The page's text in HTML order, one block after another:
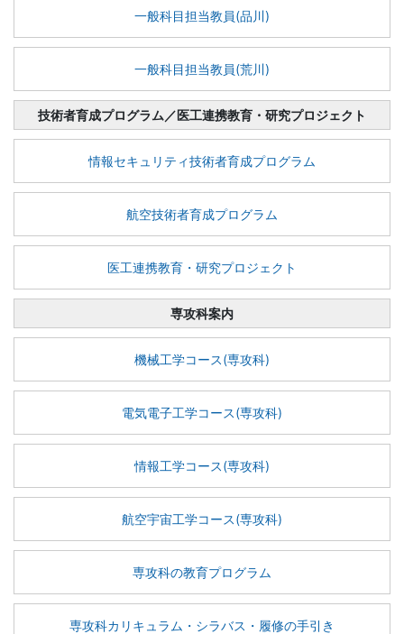
一般科目担当教員(品川)
一般科目担当教員(荒川)
技術者育成プログラム／医工連携教育・研究プロジェクト
情報セキュリティ技術者育成プログラム
航空技術者育成プログラム
医工連携教育・研究プロジェクト
専攻科案内
機械工学コース(専攻科)
電気電子工学コース(専攻科)
情報工学コース(専攻科)
航空宇宙工学コース(専攻科)
専攻科の教育プログラム
専攻科カリキュラム・シラバス・履修の手引き